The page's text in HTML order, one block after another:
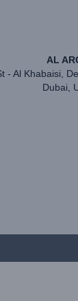
AL
- Al Khabaisi,
Dubai,